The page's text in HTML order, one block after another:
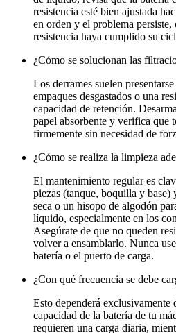
resistencia esté bien ajustada
en orden y el problema persiste,
resistencia haya cumplido su
¿Cómo se solucionan las
Los derrames suelen
empaques desgastados o una
capacidad de retención.
papel absorbente y verifica que
firmemente sin necesidad de
¿Cómo se realiza la limpieza
El mantenimiento regular es
piezas (tanque, boquilla y base)
seca o un hisopo de algodón
líquido, especialmente en los
Asegúrate de que no queden
volver a ensamblarlo. Nunca
batería o el puerto de carga.
¿Con qué frecuencia se debe
Esto dependerá exclusivamente
capacidad de la batería de tu
requieren una carga diaria,